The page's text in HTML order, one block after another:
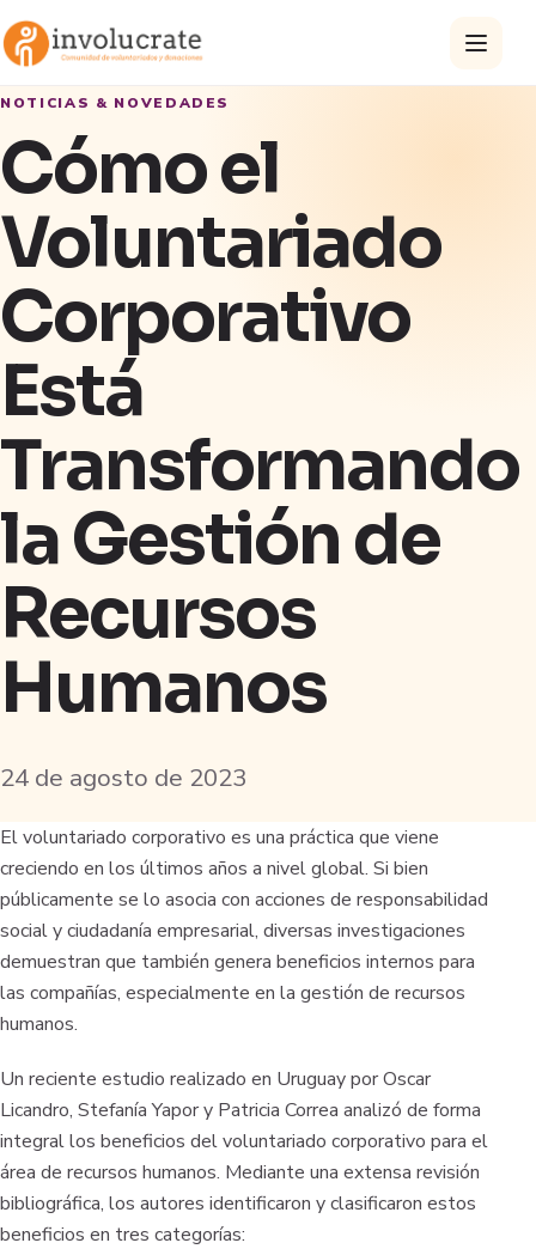
NOTICIAS & NOVEDADES
Cómo el
Voluntariado
Corporativo
Está
Transformando
la Gestión de
Recursos
Humanos
24 de agosto de 2023
El voluntariado corporativo es una práctica que viene
creciendo en los últimos años a nivel global. Si bien
públicamente se lo asocia con acciones de responsabilidad
social y ciudadanía empresarial, diversas investigaciones
demuestran que también genera beneficios internos para
las compañías, especialmente en la gestión de recursos
humanos.
Un reciente estudio realizado en Uruguay por Oscar
Licandro, Stefanía Yapor y Patricia Correa analizó de forma
integral los beneficios del voluntariado corporativo para el
área de recursos humanos. Mediante una extensa revisión
bibliográfica, los autores identificaron y clasificaron estos
beneficios en tres categorías: